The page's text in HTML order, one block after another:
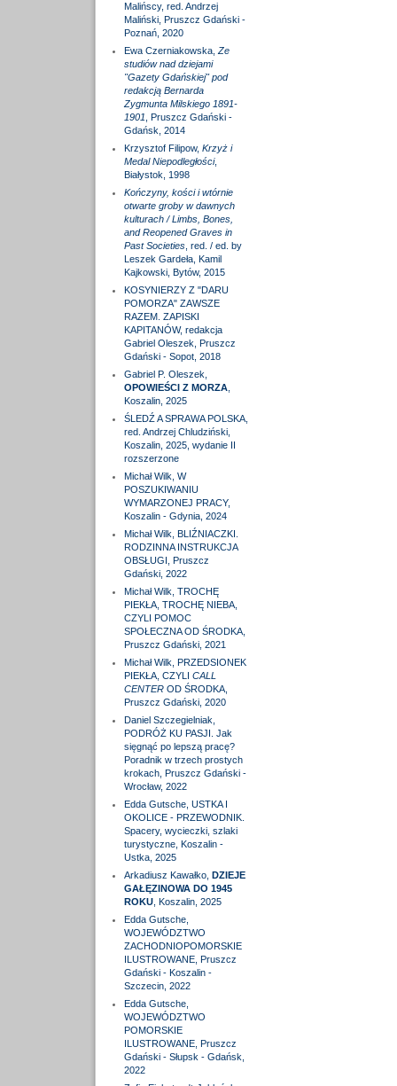
Malińscy, red. Andrzej
Maliński, Pruszcz Gdański -
Poznań, 2020
Ewa Czerniakowska, Ze
studiów nad dziejami
"Gazety Gdańskiej" pod
redakcją Bernarda
Zygmunta Milskiego 1891-
1901 , Pruszcz Gdański -
Gdańsk, 2014
Krzysztof Filipow, Krzyż i
Medal Niepodległości,
Białystok, 1998
Kończyny, kości i wtórnie
otwarte groby w dawnych
kulturach / Limbs, Bones,
and Reopened Graves in
Past Societies, red. / ed. by
Leszek Gardeła, Kamil
Kajkowski, Bytów, 2015
KOSYNIERZY Z "DARU
POMORZA" ZAWSZE
RAZEM. ZAPISKI
KAPITANÓW, redakcja
Gabriel Oleszek, Pruszcz
Gdański - Sopot, 2018
Gabriel P. Oleszek,
OPOWIEŚCI Z MORZA,
Koszalin, 2025
ŚLEDŹ A SPRAWA POLSKA,
red. Andrzej Chludziński,
Koszalin, 2025, wydanie II
rozszerzone
Michał Wilk, W
POSZUKIWANIU
WYMARZONEJ PRACY,
Koszalin - Gdynia, 2024
Michał Wilk, BLIŹNIACZKI.
RODZINNA INSTRUKCJA
OBSŁUGI, Pruszcz
Gdański, 2022
Michał Wilk, TROCHĘ
PIEKŁA, TROCHĘ NIEBA,
CZYLI POMOC
SPOŁECZNA OD ŚRODKA,
Pruszcz Gdański, 2021
Michał Wilk, PRZEDSIONEK
PIEKŁA, CZYLI CALL
CENTEROD ŚRODKA,
Pruszcz Gdański, 2020
Daniel Szczegielniak,
PODRÓŻ KU PASJI. Jak
sięgnąć po lepszą pracę?
Poradnik w trzech prostych
krokach, Pruszcz Gdański -
Wrocław, 2022
Edda Gutsche, USTKA I
OKOLICE - PRZEWODNIK.
Spacery, wycieczki, szlaki
turystyczne, Koszalin -
Ustka, 2025
Arkadiusz Kawałko, DZIEJE
GAŁĘZINOWA DO 1945
ROKU, Koszalin, 2025
Edda Gutsche,
WOJEWÓDZTWO
ZACHODNIOPOMORSKIE
ILUSTROWANE, Pruszcz
Gdański - Koszalin -
Szczecin, 2022
Edda Gutsche,
WOJEWÓDZTWO
POMORSKIE
ILUSTROWANE, Pruszcz
Gdański - Słupsk - Gdańsk,
2022